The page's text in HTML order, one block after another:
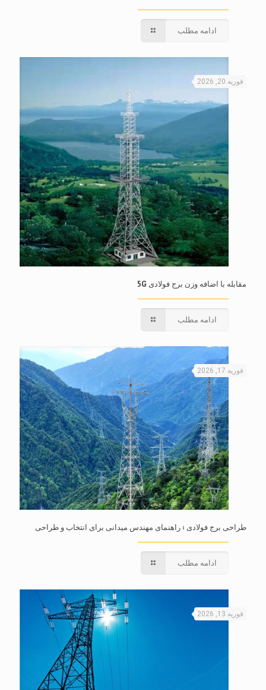
ادامه مطلب
فوریه 20, 2026
مقابله با اضافه وزن برج فولادی 5G
ادامه مطلب
فوریه 17, 2026
طراحی برج فولادی : راهنمای مهندس میدانی برای انتخاب و طراحی
ادامه مطلب
فوریه 13, 2026